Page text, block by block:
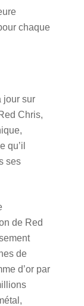
chaque
jour sur
Chris,
qu’il
ses
de Red
de
d’or par